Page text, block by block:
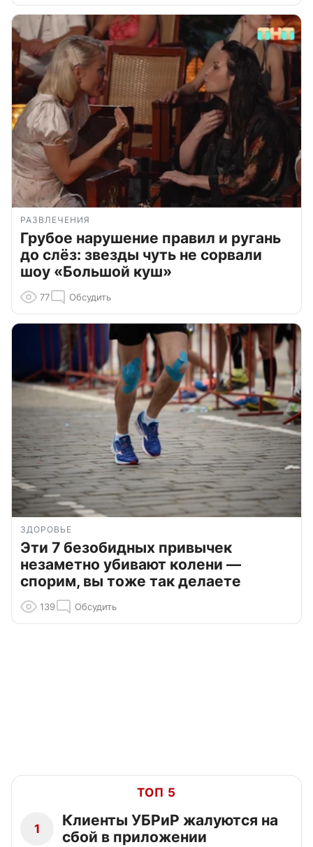
РАЗВЛЕЧЕНИЯ
Грубое нарушение правил и ругань
до слёз: звезды чуть не сорвали
шоу «Большой куш»
77 Обсудить
ЗДОРОВЬЕ
Эти 7 безобидных привычек
незаметно убивают колени —
спорим, вы тоже так делаете
139 Обсудить
ТОП 5
1
Клиенты УБРиР жалуются на
сбой в приложении